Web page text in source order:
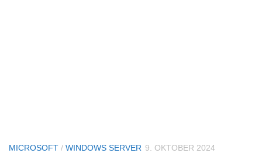
MICROSOFT / WINDOWS SERVER 9. OKTOBER 2024